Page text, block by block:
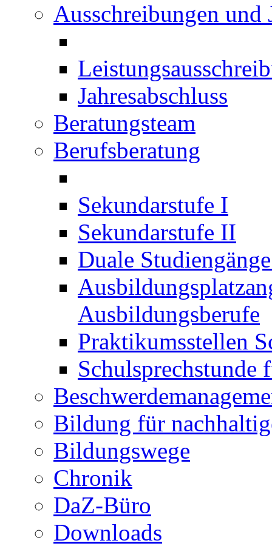
Ausschreibungen und
Jahresabschluss
Beratungsteam
Berufsberatung
Sekundarstufe I
Sekundarstufe II
Duale
Ausbildungsberufe
Praktikumsstellen
Schulsprechstunde
Bildung für
Bildungswege
Chronik
DaZ-Büro
Downloads